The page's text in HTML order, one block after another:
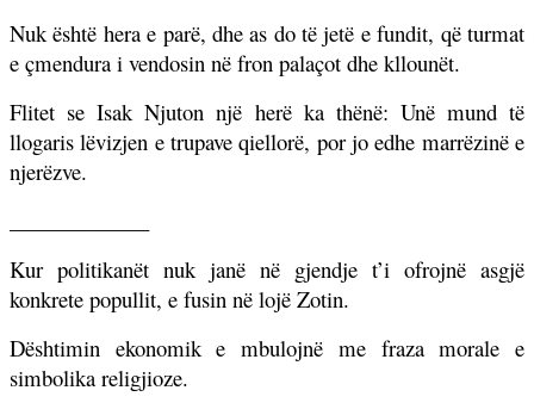
Nuk është hera e parë, dhe as do të jetë e fundit, që turmat
e çmendura i vendosin në fron palaçot dhe kllounët.
Flitet se Isak Njuton një herë ka thënë: Unë mund të
llogaris lëvizjen e trupave qiellorë, por jo edhe marrëzinë e
njerëzve.
Kur politikanët nuk janë në gjendje t’i ofrojnë asgjë
konkrete popullit, e fusin në lojë Zotin.
Dështimin ekonomik e mbulojnë me fraza morale e
simbolika religjioze.